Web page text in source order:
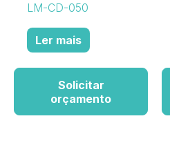
LM-CD-050
Ler mais
Solicitar
orçamento